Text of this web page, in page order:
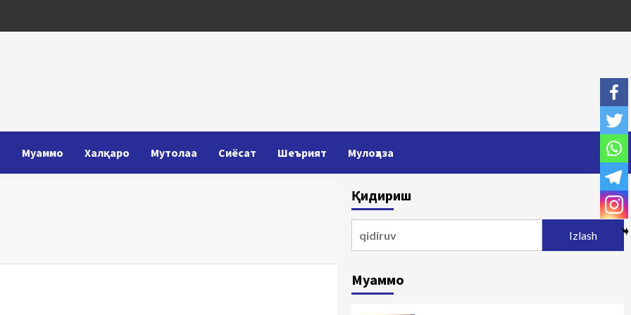
Муаммо Халқаро Мутолаа Сиёсат Шеърият Мулоҳаза
Қидириш
Муаммо